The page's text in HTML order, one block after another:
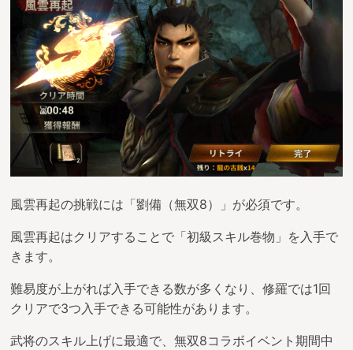
風雲再起の挑戦には「劉備（無双8）」が必須です。
風雲再起はクリアすることで「初級スキル巻物」を入手で
きます。
難易度が上がれば入手できる数が多くなり、修羅では1回
クリアで3つ入手できる可能性があります。
武将のスキル上げに最適で、無双8コラボイベント期間中